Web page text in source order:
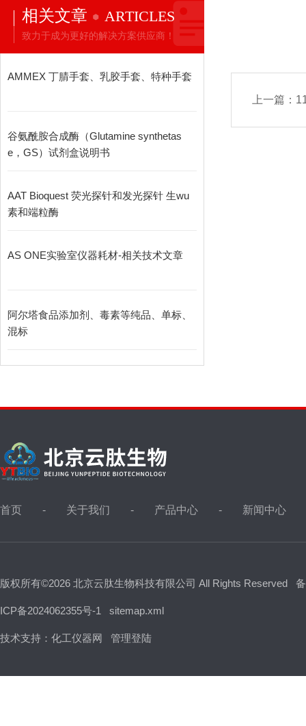
相关文章 ARTICLES
致力于成为更好的解决方案供应商！
AMMEX 丁腈手套、乳胶手套、特种手套
谷氨酰胺合成酶（Glutamine synthetas
e，GS）试剂盒说明书
AAT Bioquest 荧光探针和发光探针 生wu
素和端粒酶
AS ONE实验室仪器耗材-相关技术文章
阿尔塔食品添加剂、毒素等纯品、单标、
混标
上一篇：
首页 关于我们 产品中心 新闻中心
版权所有©2026 北京云肽生物科技有限公司 All Rights Reserved
ICP备2024062355号-1 sitemap.xml
技术支持： 化工仪器网 管理登陆